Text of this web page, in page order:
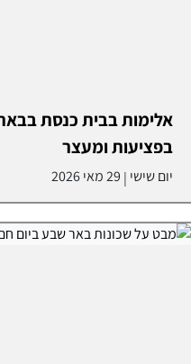
אלימות בבית כנסת
בפציעות ומעצר
יום שישי | 29 מאי 2026